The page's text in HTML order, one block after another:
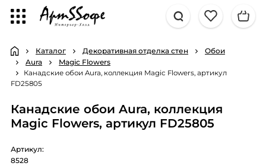
Каталог Декоративная отделка стен
Обои
Aura
Magic Flowers
Канадские обои Aura, коллекция Magic Flowers, артикул
FD25805
Канадские обои Aura, коллекция
Magic Flowers, артикул FD25805
Артикул:
8528